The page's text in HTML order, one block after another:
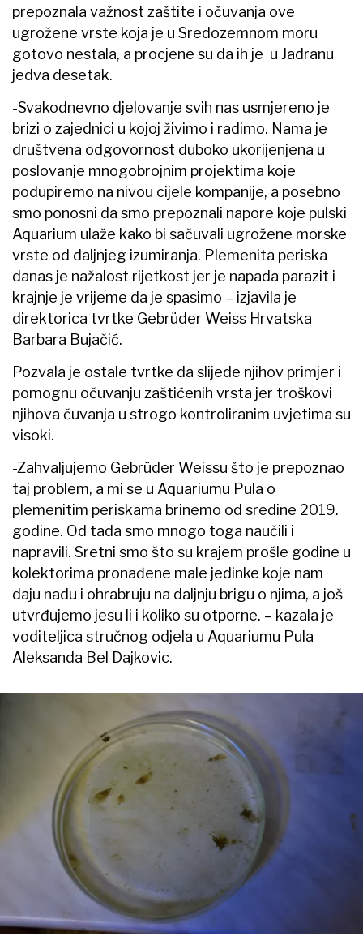
prepoznala važnost zaštite i očuvanja ove
ugrožene vrste koja je u Sredozemnom moru
gotovo nestala, a procjene su da ih je u Jadranu
jedva desetak.
-Svakodnevno djelovanje svih nas usmjereno je
brizi o zajednici u kojoj živimo i radimo. Nama je
društvena odgovornost duboko ukorijenjena u
poslovanje mnogobrojnim projektima koje
podupiremo na nivou cijele kompanije, a posebno
smo ponosni da smo prepoznali napore koje pulski
Aquarium ulaže kako bi sačuvali ugrožene morske
vrste od daljnjeg izumiranja. Plemenita periska
danas je nažalost rijetkost jer je napada parazit i
krajnje je vrijeme da je spasimo – izjavila je
direktorica tvrtke Gebrüder Weiss Hrvatska
Barbara Bujačić.
Pozvala je ostale tvrtke da slijede njihov primjer i
pomognu očuvanju zaštićenih vrsta jer troškovi
njihova čuvanja u strogo kontroliranim uvjetima su
visoki.
-Zahvaljujemo Gebrüder Weissu što je prepoznao
taj problem, a mi se u Aquariumu Pula o
plemenitim periskama brinemo od sredine 2019.
godine. Od tada smo mnogo toga naučili i
napravili. Sretni smo što su krajem prošle godine u
kolektorima pronađene male jedinke koje nam
daju nadu i ohrabruju na daljnju brigu o njima, a još
utvrđujemo jesu li i koliko su otporne. – kazala je
voditeljica stručnog odjela u Aquariumu Pula
Aleksanda Bel Dajkovic.